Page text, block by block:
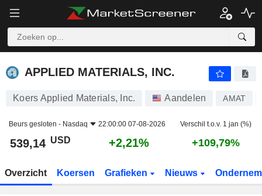
APPLIED MATERIALS, INC.
APPLIED MATERIALS, INC.
Koers Applied Materials, Inc. Aandelen AMAT
Beurs gesloten - Nasdaq 22:00:00 07-08-2026 Verschil t.o.v. 1 jan (%)
539,14 USD +2,21% +109,79%
Overzicht Koersen Grafieken Nieuws